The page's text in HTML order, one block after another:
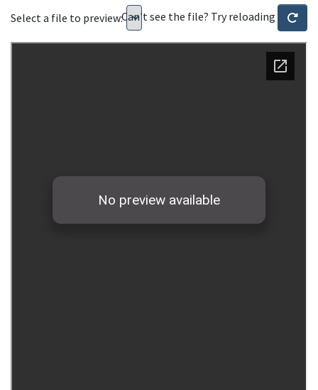
Select a file to preview:Can't see the file? Try reloading